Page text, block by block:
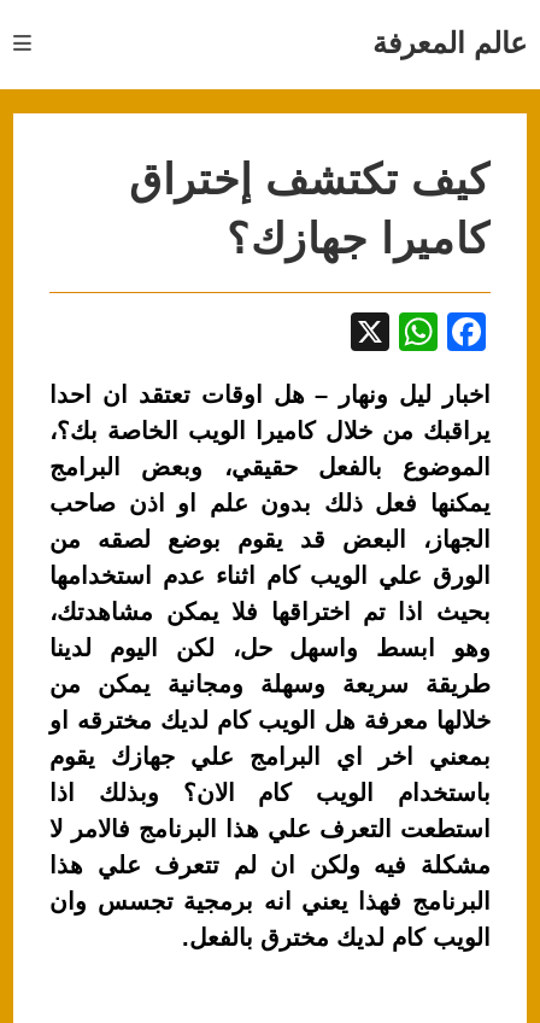
عالم المعرفة
كيف تكتشف إختراق
كاميرا جهازك؟
F
c
e
b
o
o
k
W
at
s
A
p
p
اخبار ليل ونهار – هل اوقات تعتقد ان احدا
يراقبك من خلال كاميرا الويب الخاصة بك؟،
الموضوع بالفعل حقيقي، وبعض البرامج
يمكنها فعل ذلك بدون علم او اذن صاحب
الجهاز، البعض قد يقوم بوضع لصقه من
الورق علي الويب كام اثناء عدم استخدامها
بحيث اذا تم اختراقها فلا يمكن مشاهدتك،
وهو ابسط واسهل حل، لكن اليوم لدينا
طريقة سريعة وسهلة ومجانية يمكن من
خلالها معرفة هل الويب كام لديك مخترقه او
بمعني اخر اي البرامج علي جهازك يقوم
باستخدام الويب كام الان؟ وبذلك اذا
استطعت التعرف علي هذا البرنامج فالامر لا
مشكلة فيه ولكن ان لم تتعرف علي هذا
البرنامج فهذا يعني انه برمجية تجسس وان
الويب كام لديك مخترق بالفعل.